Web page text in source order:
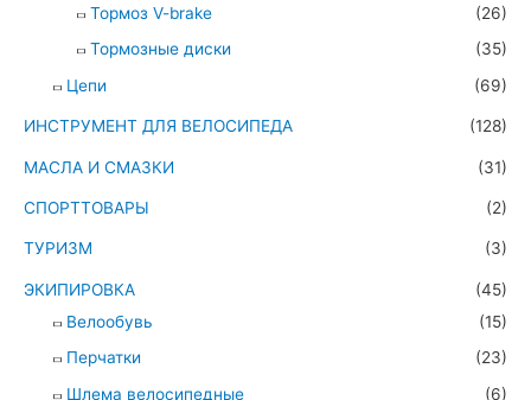
Тормоз V-brake
(26)
Тормозные диски
(35)
Цепи
(69)
ИНСТРУМЕНТ ДЛЯ ВЕЛОСИПЕДА (128)
МАСЛА И СМАЗКИ (31)
СПОРТТОВАРЫ (2)
ТУРИЗМ (3)
ЭКИПИРОВКА
(45)
Велообувь
(15)
Перчатки
(23)
Шлема велосипедные
(6)